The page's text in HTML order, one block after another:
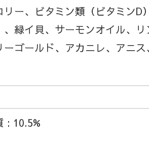
リー、ビタミン類（ビタミン
、緑イ貝、サーモンオイル、
ーゴールド、アカニレ、アニ
: 10.5%